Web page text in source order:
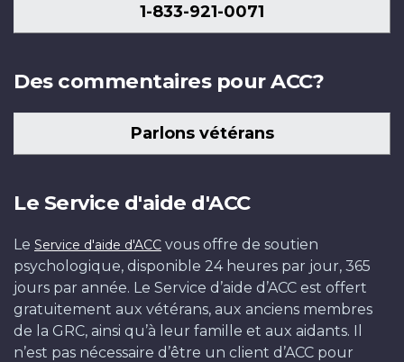
1-833-921-0071
Des commentaires pour ACC?
Parlons vétérans
Le Service d'aide d'ACC
Le Service d'aide d'ACC vous offre de soutien
psychologique, disponible 24 heures par jour, 365
jours par année. Le Service d’aide d’ACC est offert
gratuitement aux vétérans, aux anciens membres
de la GRC, ainsi qu’à leur famille et aux aidants. Il
n’est pas nécessaire d’être un client d’ACC pour